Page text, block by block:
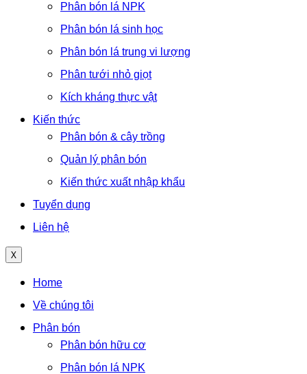
Phân bón lá NPK
Phân bón lá sinh học
Phân bón lá trung vi lượng
Phân tưới nhỏ giọt
Kích kháng thực vật
Kiến thức
Phân bón & cây trồng
Quản lý phân bón
Kiến thức xuất nhập khẩu
Tuyển dụng
Liên hệ
X
MenuHome
Về chúng tôi
Phân bón
Phân bón hữu cơ
Phân bón lá NPK